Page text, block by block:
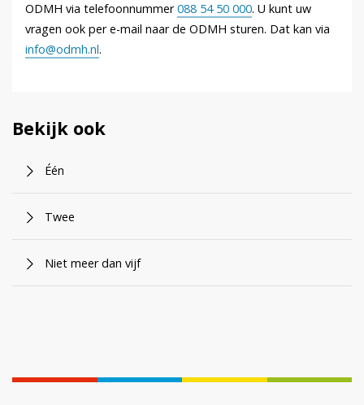
ODMH via telefoonnummer088 54 50 000. U kunt uw
vragen ook per e-mail naar de ODMH sturen. Dat kan via
info@odmh.nl.
Bekijk ook
Één
Twee
Niet meer dan vijf